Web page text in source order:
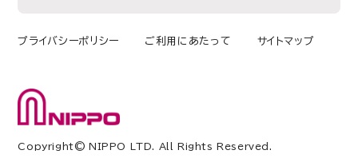
プライバシーポリシー ご利用にあたって サイトマップ
Copyright© NIPPO LTD. All Rights Reserved.